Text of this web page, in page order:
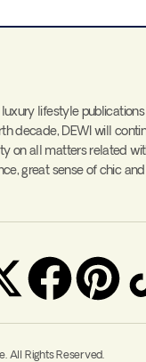
lifestyle
decade, DEWI will
on all matters related
great sense of chic
All Rights Reserved.